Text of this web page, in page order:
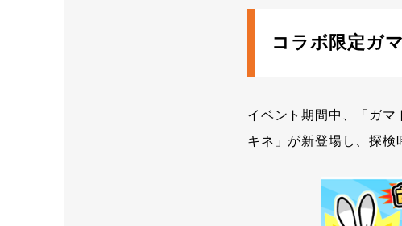
コラボ限定ガ
イベント期間中、「ガ
キネ」が新登場し、探検